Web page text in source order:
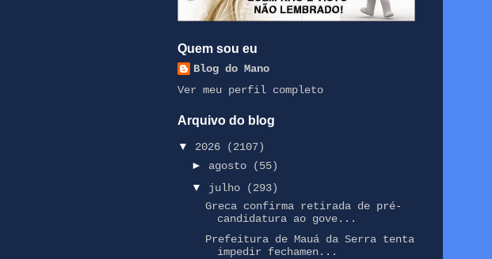
Quem sou eu
Blog do Mano
Ver meu perfil completo
Arquivo do blog
▼ 2026
(2107)
► agosto
(55)
▼ julho
(293)
Greca confirma retirada de pré-
candidatura ao gove...
Prefeitura de Mauá da Serra tenta
impedir fechamen...